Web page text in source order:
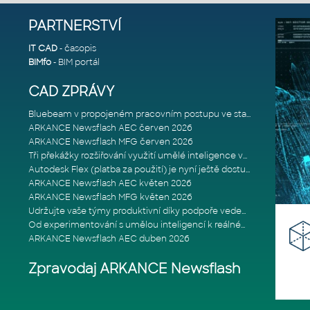
PARTNERSTVÍ
IT CAD- časopis
BIMfo- BIM portál
CAD ZPRÁVY
Bluebeam v propojeném pracovním postupu ve stavebnictví: Proč je int
ARKANCE Newsflash AEC červen 2026
ARKANCE Newsflash MFG červen 2026
Tři překážky rozšiřování využití umělé inteligence ve stavebním prům
Autodesk Flex (platba za použití) je nyní ještě dostupnější
ARKANCE Newsflash AEC květen 2026
ARKANCE Newsflash MFG květen 2026
Udržujte vaše týmy produktivní díky podpoře vedené odborníky
Od experimentování s umělou inteligencí k reálnému dopadu na podniká
ARKANCE Newsflash AEC duben 2026
Zpravodaj ARKANCE Newsflash